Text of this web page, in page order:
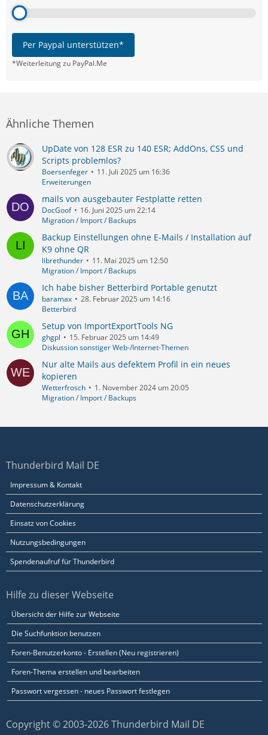
Per Paypal unterstützen*
*Weiterleitung zu PayPal.Me
Ähnliche Themen
UpDate von 128 ESR zu 140 ESR; AddOns, CSS und
Scripts problemlos?
Boersenfeger
11. Juli 2025 um 16:36
Erweiterungen
mails von ausgebauter Festplatte retten
DocGoof
16. Juni 2025 um 22:14
Migration / Import / Backups
Backup Einstellungen ohne E-Mails / Installation auf
K9 ohne QR
librethunder
11. Mai 2025 um 12:50
Migration / Import / Backups
Ich habe bisher Betterbird Portable genutzt
baramax
28. Februar 2025 um 14:16
Betterbird
Setup von ImportExportTools NG
ghgpl
15. Februar 2025 um 14:49
Diskussion sonstiger Web-/Internet-Themen
Nur alte Mails aus defektem Profil in ein neues
kopieren
Wetterfrosch
1. November 2024 um 20:05
Migration / Import / Backups
Thunderbird Mail DE
Impressum & Kontakt
Datenschutzerklärung
Einsatz von Cookies
Nutzungsbedingungen
Spendenaufruf für Thunderbird
Hilfe zu dieser Webseite
Übersicht der Hilfe zur Webseite
Die Suchfunktion benutzen
Foren-Benutzerkonto - Erstellen (Neu registrieren)
Foren-Thema erstellen und bearbeiten
Passwort vergessen - neues Passwort festlegen
Copyright © 2003-2026 Thunderbird Mail DE